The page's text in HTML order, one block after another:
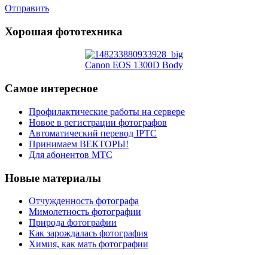
Отправить
Хорошая фототехника
Canon EOS 1300D Body
Самое интересное
Профилактические работы на сервере
Новое в регистрации фотографов
Автоматический перевод IPTC
Принимаем ВЕКТОРЫ!
Для абонентов МТС
Новые материалы
Отчужденность фотографа
Мимолетность фотографии
Природа фотографии
Как зарождалась фотография
Химия, как мать фотографии